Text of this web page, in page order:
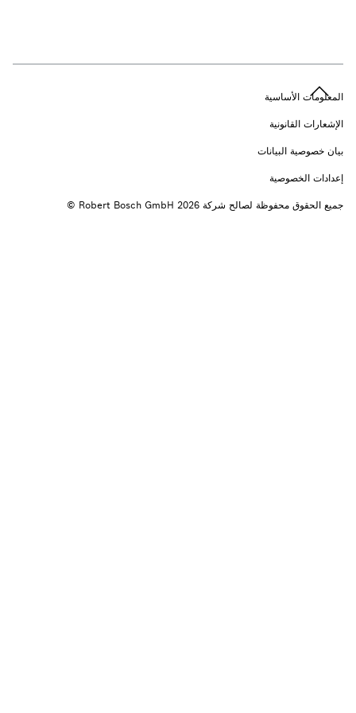
المعلومات الأساسية
الإشعارات القانونية
بيان خصوصية البيانات
إعدادات الخصوصية
جميع الحقوق محفوظة لصالح شركة 2026 ‎© Robert Bosch GmbH